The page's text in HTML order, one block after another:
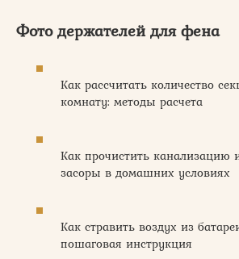
Фото держателей для фена
Как рассчитать количество
комнату: методы расчета
Как прочистить канализацию
засоры в домашних условиях
Как стравить воздух из
пошаговая инструкция